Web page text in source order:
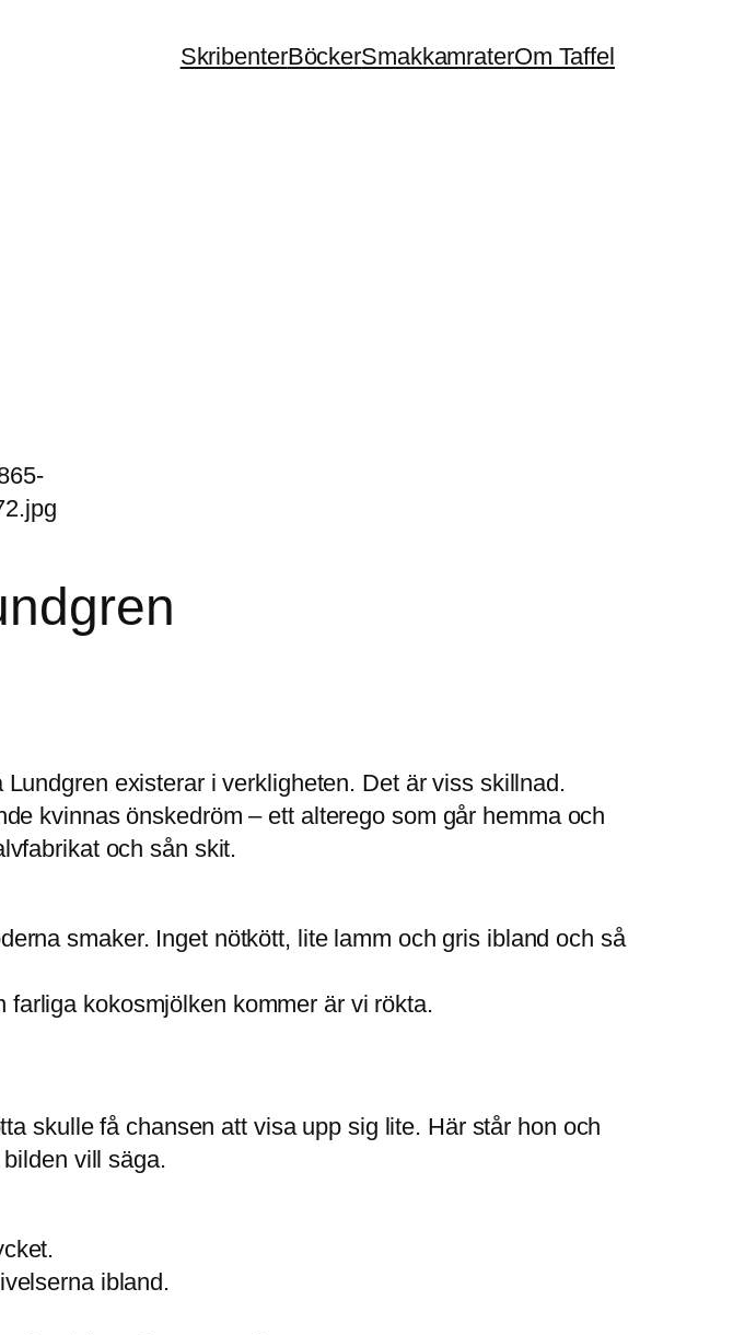
SkribenterBöckerSmakkamraterOm Taffel
existerar i verkligheten. Det är viss skillnad.
kvinnas önskedröm – ett alterego som går hemma och
och sån skit.
smaker. Inget nötkött, lite lamm och gris ibland och så
kokosmjölken kommer är vi rökta.
skulle få chansen att visa upp sig lite. Här står hon och
vill säga.
ibland.